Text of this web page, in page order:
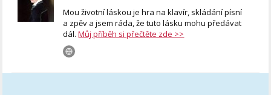
Mou životní láskou je hra na klavír, skládání písní
a zpěv a jsem ráda, že tuto lásku mohu předávat
dál.Můj příběh si přečtěte zde >>